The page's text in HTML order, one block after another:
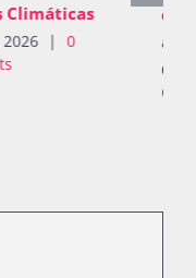
vínculos
2026